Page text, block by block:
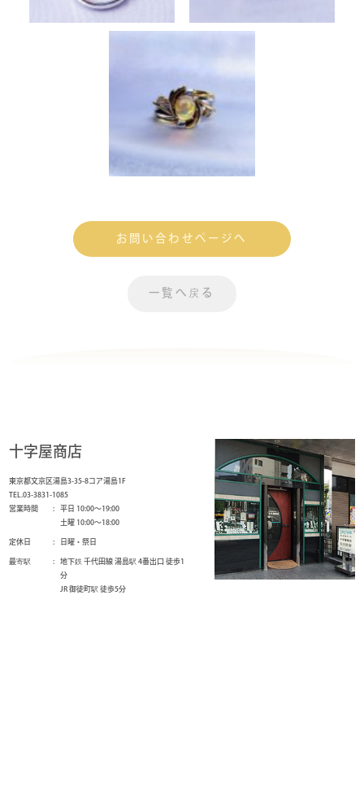
お問い合わせページへ
一覧へ戻る
十字屋商店
東京都文京区湯島3-35-8コア湯島1F
TEL.03-3831-1085
営業時間
平日 10:00～19:00
土曜 10:00～18:00
定休日
日曜・祭日
最寄駅
地下鉄 千代田線 湯島駅 4番出口 徒歩1
分
JR 御徒町駅 徒歩5分